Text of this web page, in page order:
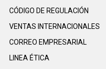
CÓDIGO DE REGULACIÓN
VENTAS INTERNACIONALES
CORREO EMPRESARIAL
LINEA ÉTICA